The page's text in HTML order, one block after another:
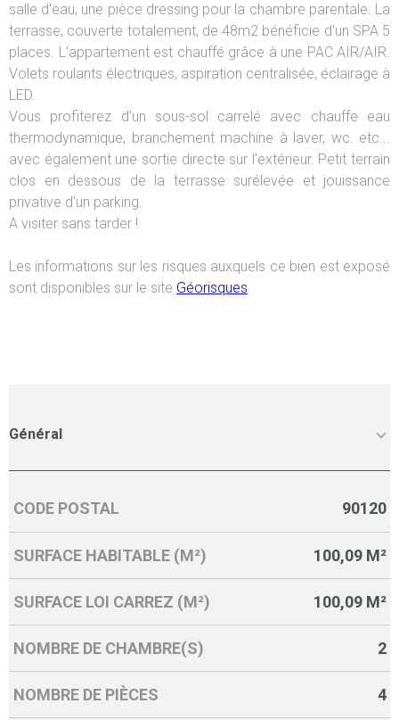
salle d'eau, une pièce dressing pour la chambre parentale. La
terrasse, couverte totalement, de 48m2 bénéficie d'un SPA 5
places. L'appartement est chauffé grâce à une PAC AIR/AIR.
Volets roulants électriques, aspiration centralisée, éclairage à
LED.
Vous profiterez d'un sous-sol carrelé avec chauffe eau
thermodynamique, branchement machine à laver, wc. etc...
avec également une sortie directe sur l'extérieur. Petit terrain
clos en dessous de la terrasse surélevée et jouissance
privative d'un parking.
A visiter sans tarder !
Les informations sur les risques auxquels ce bien est exposé
sont disponibles sur le site Géorisques
Général
Caractérisque Valeurs
CODE POSTAL 90120
SURFACE HABITABLE (M²) 100,09 M²
SURFACE LOI CARREZ (M²) 100,09 M²
NOMBRE DE CHAMBRE(S) 2
NOMBRE DE PIÈCES 4